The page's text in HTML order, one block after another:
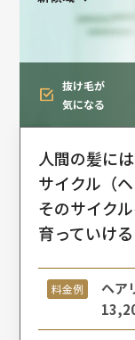
抜け毛が
気になる
人間の髪に
サイクル（
そのサイク
育っていけ
料金例
ヘア